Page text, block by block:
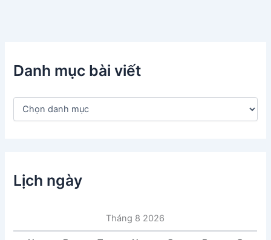
Danh mục bài viết
D
c
b
i
Lịch ngày
Tháng 8 2026